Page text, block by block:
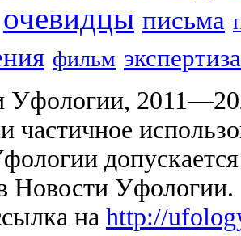
очевидцы письма
фильм экспертиза
Уфологии,
частичное
Новости
на http://